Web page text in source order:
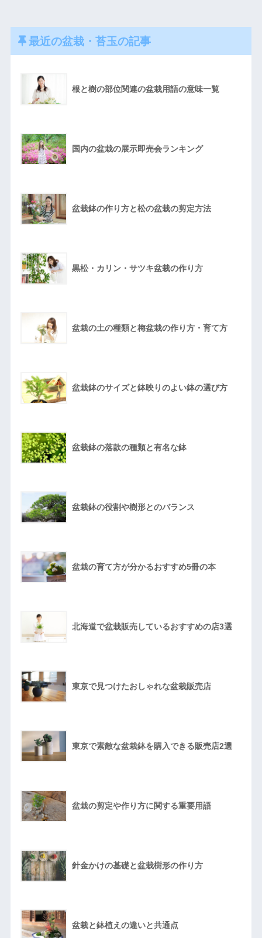
最近の盆栽・苔玉の記事
根と樹の部位関連の盆栽用語の意味一覧
国内の盆栽の展示即売会ランキング
盆栽鉢の作り方と松の盆栽の剪定方法
黒松・カリン・サツキ盆栽の作り方
盆栽の土の種類と梅盆栽の作り方・育て方
盆栽鉢のサイズと鉢映りのよい鉢の選び方
盆栽鉢の落款の種類と有名な鉢
盆栽鉢の役割や樹形とのバランス
盆栽の育て方が分かるおすすめ5冊の本
北海道で盆栽販売しているおすすめの店3選
東京で見つけたおしゃれな盆栽販売店
東京で素敵な盆栽鉢を購入できる販売店2選
盆栽の剪定や作り方に関する重要用語
針金かけの基礎と盆栽樹形の作り方
盆栽と鉢植えの違いと共通点